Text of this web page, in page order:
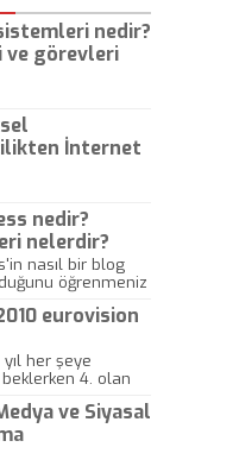
nedir?
ve görevleri
İnternet
nedir?
nelerdir?
nasıl bir blog
öğrenmeniz
eurovision
her şeye
4. olan
bu yarışmada
anlamıştır.
ve Siyasal